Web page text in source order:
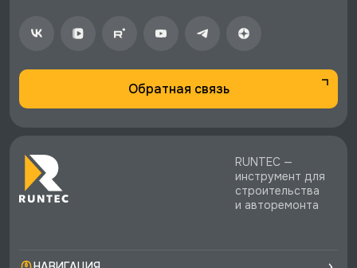
Обратная связь
RUNTEC —
инструмент для
строительства
и авторемонта